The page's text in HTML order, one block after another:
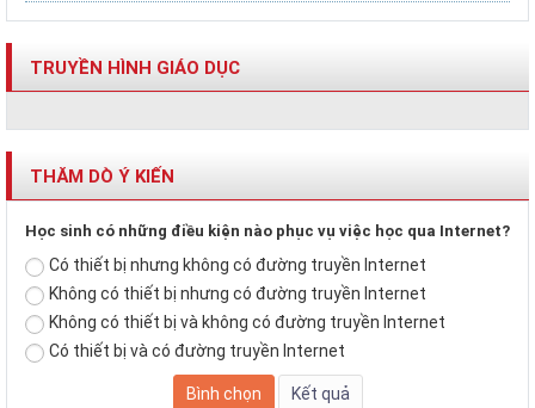
TRUYỀN HÌNH GIÁO DỤC
THĂM DÒ Ý KIẾN
Học sinh có những điều kiện nào phục vụ việc học qua Internet?
Có thiết bị nhưng không có đường truyền Internet
Không có thiết bị nhưng có đường truyền Internet
Không có thiết bị và không có đường truyền Internet
Có thiết bị và có đường truyền Internet